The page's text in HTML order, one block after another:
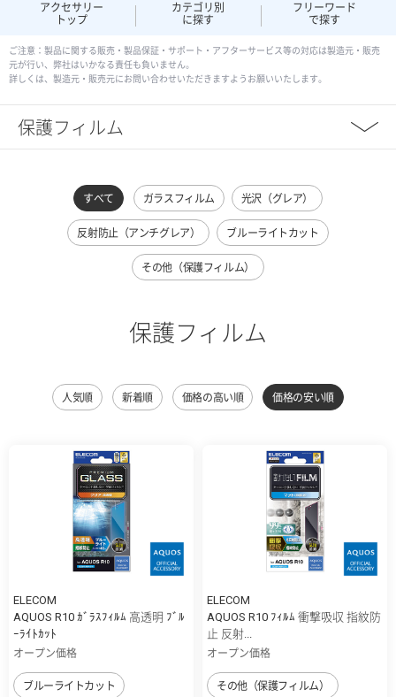
アクセサリー
トップ
カテゴリ別
に探す
フリーワード
で探す
ご注意：製品に関する販売・製品保証・サポート・アフターサービス等の対応は製造元・販売
元が行い、弊社はいかなる責任も負いません。
詳しくは、製造元・販売元にお問い合わせいただきますようお願いいたします。
保護フィルム
すべて ガラスフィルム 光沢（グレア）
反射防止（アンチグレア） ブルーライトカット
その他（保護フィルム）
保護フィルム
人気順 新着順 価格の高い順 価格の安い順
ELECOM
AQUOS R10 ｶﾞﾗｽﾌｨﾙﾑ 高透明 ﾌﾞﾙ
ｰﾗｲﾄｶｯﾄ
オープン価格
ブルーライトカット
ELECOM
AQUOS R10 ﾌｨﾙﾑ 衝撃吸収 指紋防
止 反射...
オープン価格
その他（保護フィルム）